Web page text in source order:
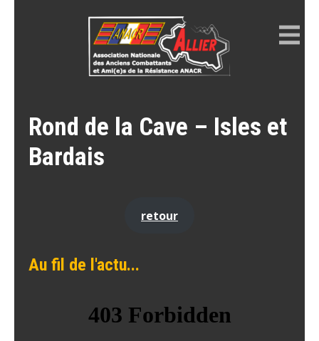
Rond de la Cave – Isles et
Bardais
retour
Au fil de l'actu...